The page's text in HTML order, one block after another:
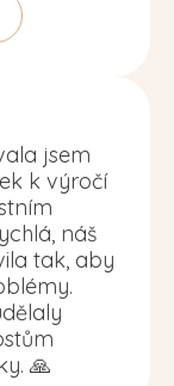
jsem
k výročí
náš
tak, aby
🙏